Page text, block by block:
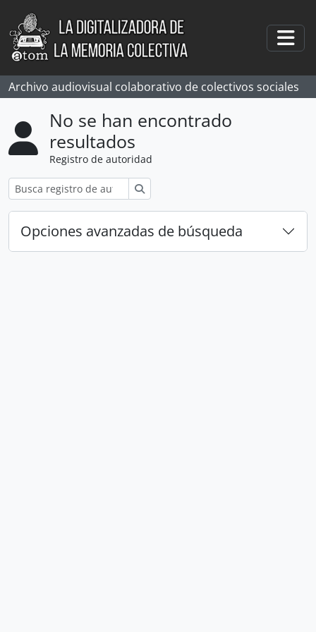
Skip to main content
Archivo audiovisual colaborativo de colectivos sociales
No se han encontrado
resultados
Registro de autoridad
Opciones avanzadas de búsqueda